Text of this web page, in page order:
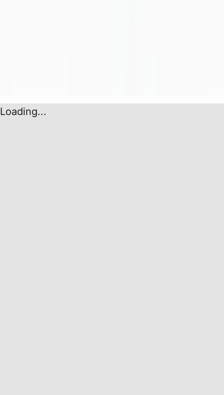
Loading...